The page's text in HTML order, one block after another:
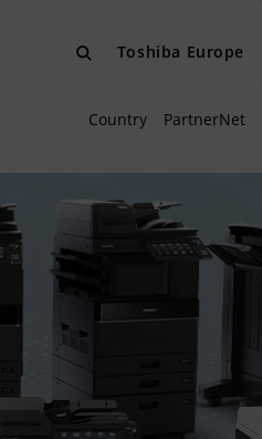
Toshiba Europe
Country PartnerNet